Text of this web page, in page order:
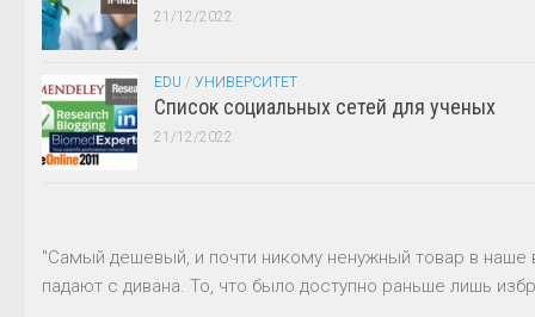
21/12/2022
EDU / УНИВЕРСИТЕТ
Список социальных сетей для ученых
21/12/2022
"Самый дешевый, и почти никому ненужный товар в
падают с дивана. То, что было доступно раньше лишь